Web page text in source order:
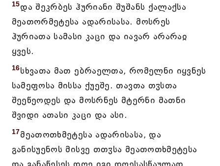
15და შეკრბეს ჰურიანი შუშანს ქალაქსა
მეათორმეტესა ადარისასა. მოსრეს
ჰურიათა სამასი კაცი და იავარ არარაჲ
ყვეს.
16სხვათა მათ ებრაელთა, რომელნი იყვნეს
სამეფოსა მისსა ქუეშე. თავთა თჳსთა
შეეწეოდეს და მოსრნეს მტერნი მათნი
შვიდი ათასი კაცი და ასი.
17მეათოთხმეტესა ადარისასა, და
განისუენოს მისვე თთჳსა მეათოთხმეტესა